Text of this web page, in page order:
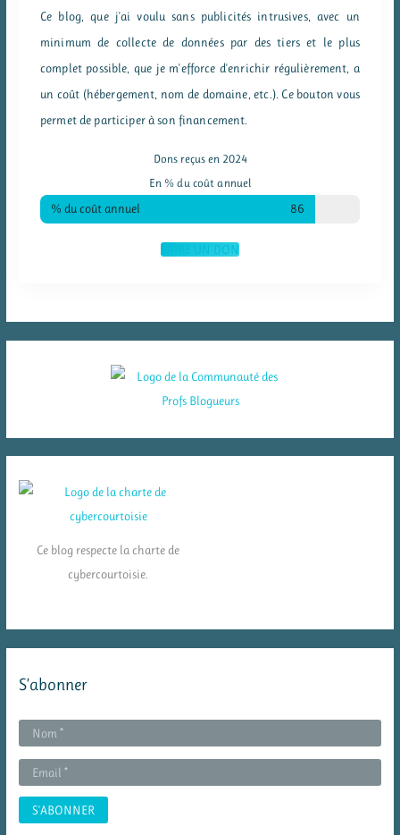
Ce blog, que j'ai voulu sans publicités intrusives, avec un
minimum de collecte de données par des tiers et le plus
complet possible, que je m'efforce d'enrichir régulièrement, a
un coût (hébergement, nom de domaine, etc.). Ce bouton vous
permet de participer à son financement.
Dons reçus en 2024
En % du coût annuel
% du coût annuel 86
FAIRE UN DON
Ce blog respecte la charte de
cybercourtoisie.
S’abonner